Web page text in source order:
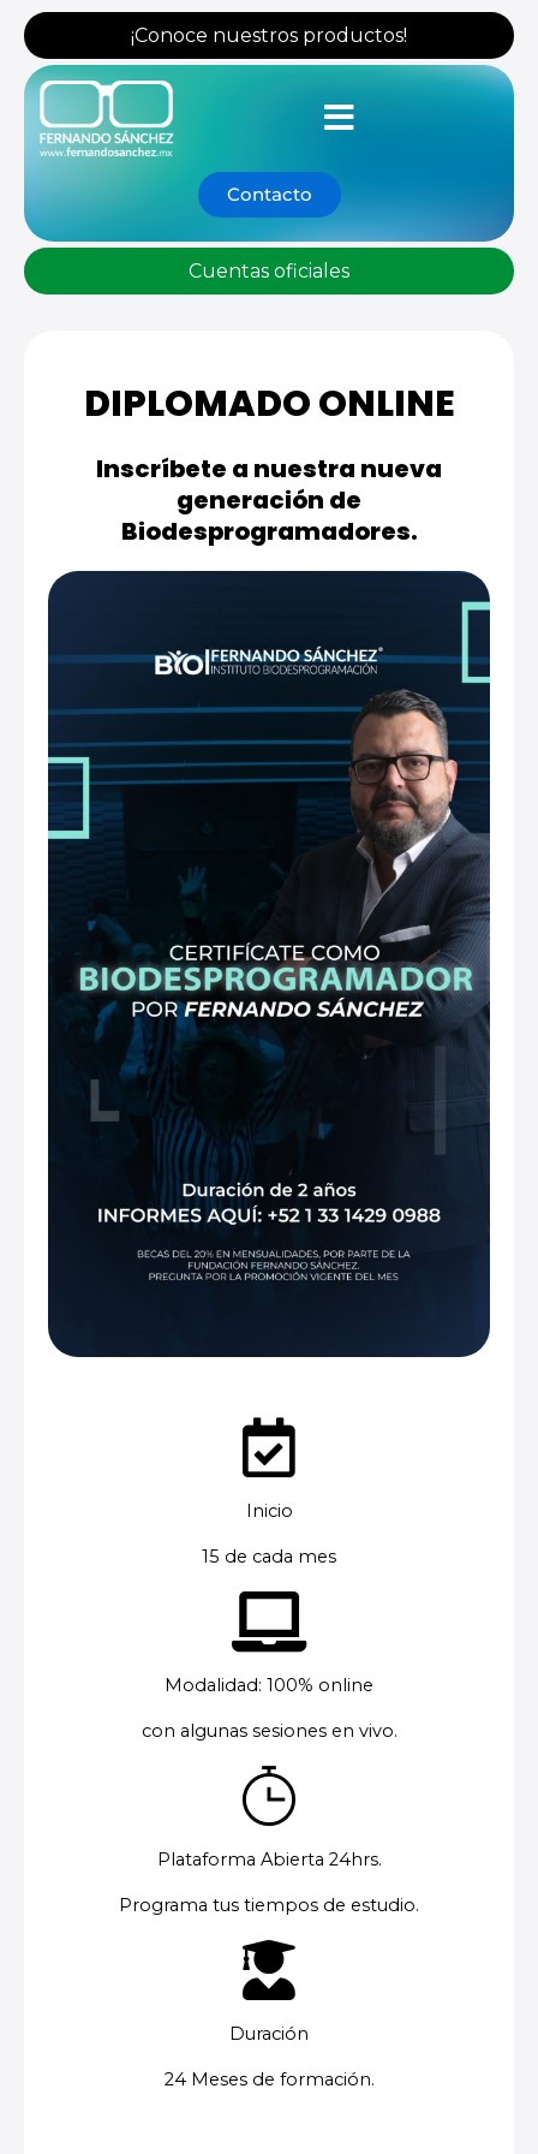
contenido
¡Conoce nuestros productos!
Contacto
Cuentas oficiales
DIPLOMADO ONLINE
Inscríbete a nuestra nueva
generación de
Biodesprogramadores.
Inicio
15 de cada mes
Modalidad: 100% online
con algunas sesiones en vivo.
Plataforma Abierta 24hrs.
Programa tus tiempos de estudio.
Duración
24 Meses de formación.